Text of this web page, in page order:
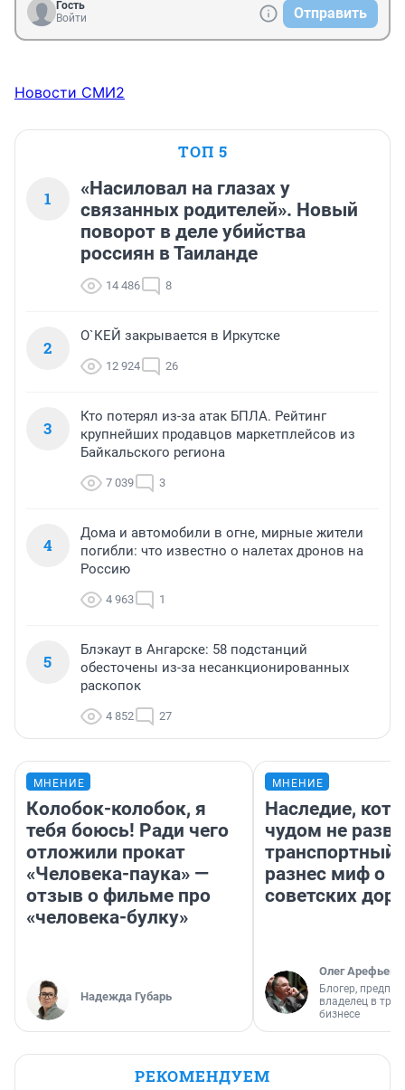
Гость
Войти
Отправить
Новости СМИ2
ТОП 5
1
«Насиловал на глазах у
связанных родителей». Новый
поворот в деле убийства
россиян в Таиланде
14 486 8
2
О`КЕЙ закрывается в Иркутске
12 924 26
3
Кто потерял из-за атак БПЛА. Рейтинг
крупнейших продавцов маркетплейсов из
Байкальского региона
7 039 3
4
Дома и автомобили в огне, мирные жители
погибли: что известно о налетах дронов на
Россию
4 963 1
5
Блэкаут в Ангарске: 58 подстанций
обесточены из-за несанкционированных
раскопок
4 852 27
МНЕНИЕ
Колобок-колобок, я
тебя боюсь! Ради чего
отложили прокат
«Человека-паука» —
отзыв о фильме про
«человека-булку»
Надежда Губарь
МНЕНИЕ
Наследие,
чудом не
транспортный
разнес миф о
советских
Олег Арефьев
Блогер,
владелец в
бизнесе
РЕКОМЕНДУЕМ